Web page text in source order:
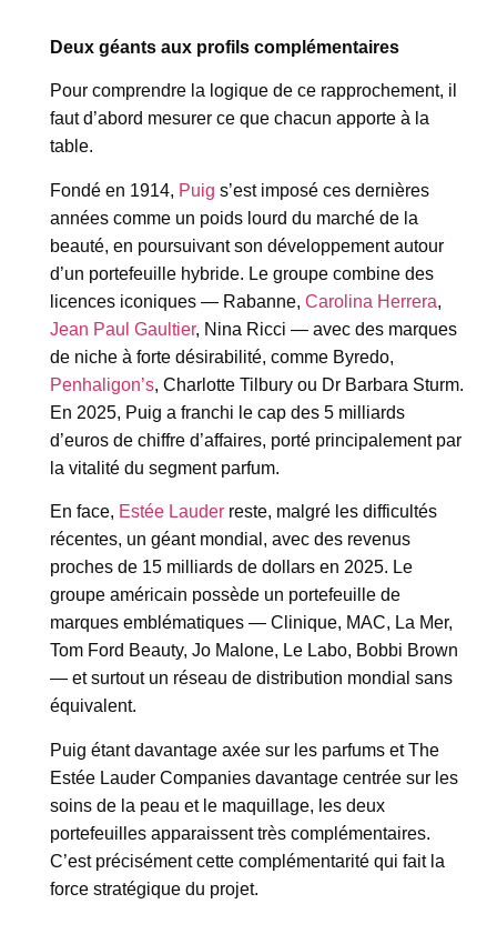
Deux géants aux profils complémentaires
Pour comprendre la logique de ce rapprochement, il
faut d’abord mesurer ce que chacun apporte à la
table.
Fondé en 1914, Puig s’est imposé ces dernières
années comme un poids lourd du marché de la
beauté, en poursuivant son développement autour
d’un portefeuille hybride. Le groupe combine des
licences iconiques — Rabanne, Carolina Herrera,
Jean Paul Gaultier, Nina Ricci — avec des marques
de niche à forte désirabilité, comme Byredo,
Penhaligon’s, Charlotte Tilbury ou Dr Barbara Sturm.
En 2025, Puig a franchi le cap des 5 milliards
d’euros de chiffre d’affaires, porté principalement par
la vitalité du segment parfum.
En face, Estée Lauder reste, malgré les difficultés
récentes, un géant mondial, avec des revenus
proches de 15 milliards de dollars en 2025. Le
groupe américain possède un portefeuille de
marques emblématiques — Clinique, MAC, La Mer,
Tom Ford Beauty, Jo Malone, Le Labo, Bobbi Brown
— et surtout un réseau de distribution mondial sans
équivalent.
Puig étant davantage axée sur les parfums et The
Estée Lauder Companies davantage centrée sur les
soins de la peau et le maquillage, les deux
portefeuilles apparaissent très complémentaires.
C’est précisément cette complémentarité qui fait la
force stratégique du projet.